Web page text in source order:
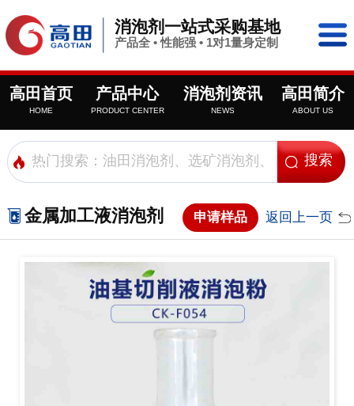
消泡剂一站式采购基地
产品全 • 性能强 • 1对1量身定制
高田首页
HOME
产品中心
PRODUCT CENTER
消泡剂资讯
NEWS
高田简介
ABOUT US
金属加工液消泡剂 申请样品 返回上一页